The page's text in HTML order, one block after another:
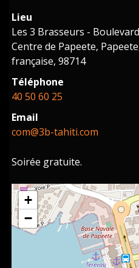
Lieu
Les 3 Brasseurs -
Centre de Papeete,
française, 98714
Téléphone
40 50 60 25
Email
com@3b-tahiti.com
Soirée gratuite.
+
−